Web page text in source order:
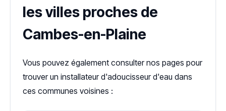
les villes proches de
Cambes-en-Plaine
Vous pouvez également consulter nos pages pour
trouver un installateur d'adoucisseur d'eau dans
ces communes voisines :